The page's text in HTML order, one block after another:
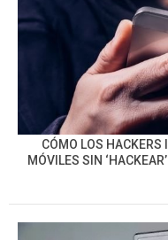
CÓMO LOS HACKERS
MÓVILES SIN